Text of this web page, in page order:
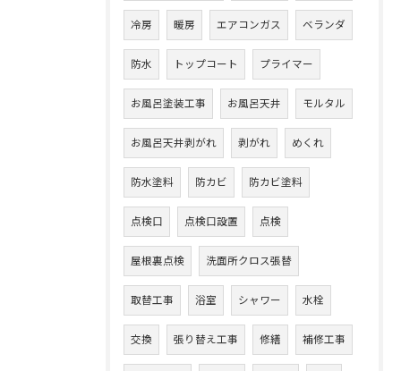
冷房 暖房 エアコンガス ベランダ
防水 トップコート プライマー
お風呂塗装工事 お風呂天井 モルタル
お風呂天井剥がれ 剥がれ めくれ
防水塗料 防カビ 防カビ塗料
点検口 点検口設置 点検
屋根裏点検 洗面所クロス張替
取替工事 浴室 シャワー 水栓
交換 張り替え工事 修繕 補修工事